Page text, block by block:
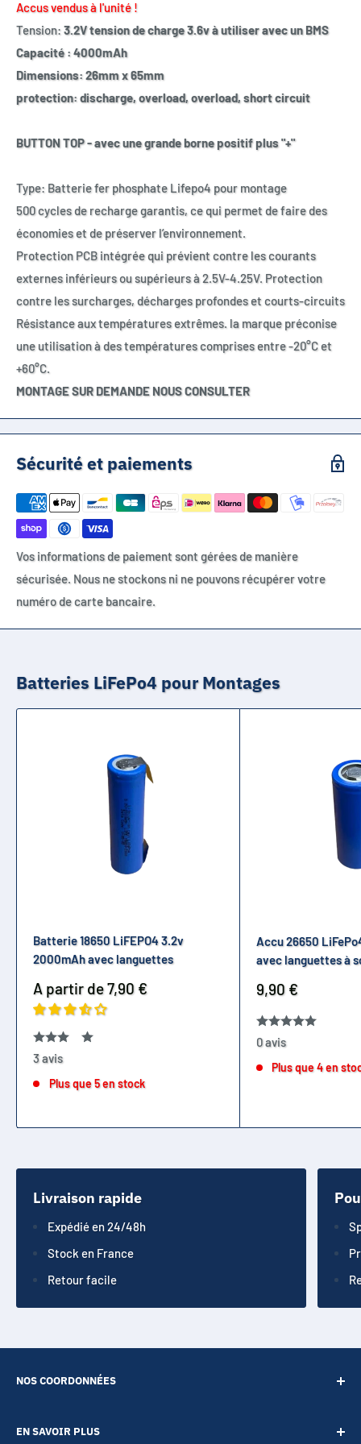
Accus vendus à l'unité !
Tension: 3.2V tension de charge 3.6v à utiliser avec un BMS
Capacité : 4000mAh
Dimensions: 26mm x 65mm
protection: discharge, overload, overload, short circuit
BUTTON TOP - avec une grande borne positif plus "+"
Type: Batterie fer phosphate Lifepo4 pour montage
500 cycles de recharge garantis, ce qui permet de faire des
économies et de préserver l’environnement.
Protection PCB intégrée qui prévient contre les courants
externes inférieurs ou supérieurs à 2.5V-4.25V. Protection
contre les surcharges, décharges profondes et courts-circuits
Résistance aux températures extrêmes. la marque préconise
une utilisation à des températures comprises entre -20°C et
+60°C.
MONTAGE SUR DEMANDE NOUS CONSULTER
Sécurité et paiements
Vos informations de paiement sont gérées de manière
sécurisée. Nous ne stockons ni ne pouvons récupérer votre
numéro de carte bancaire.
Batteries LiFePo4 pour Montages
Batterie 18650 LiFEPO4 3.2v
2000mAh avec languettes
Prix
réduit
A partir de 7,90 €
3 avis
Plus que 5 en stock
Accu 26650
avec languettes à
Prix
réduit
9,90 €
0 avis
Plus que 4 en
Livraison rapide
Expédié en 24/48h
Stock en France
Retour facile
NOS COORDONNÉES
EN SAVOIR PLUS